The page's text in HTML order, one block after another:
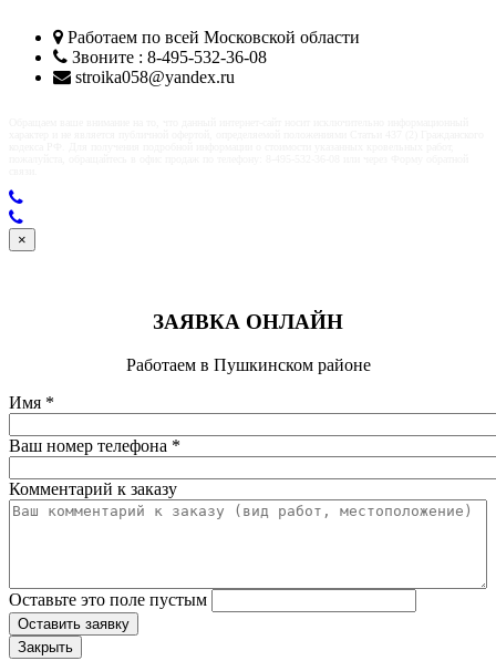
Работаем по всей Московской области
Звоните : 8-495-532-36-08
stroika058@yandex.ru
×
ЗАЯВКА ОНЛАЙН
Работаем в Пушкинском районе
Имя *
Ваш номер телефона *
Комментарий к заказу
Оставьте это поле пустым
Оставить заявку
Закрыть